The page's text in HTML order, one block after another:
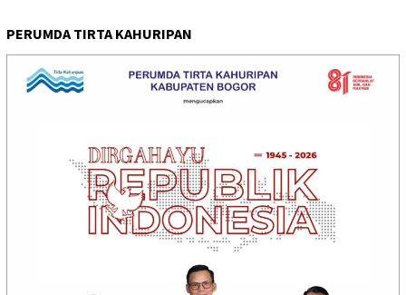
PERUMDA TIRTA KAHURIPAN